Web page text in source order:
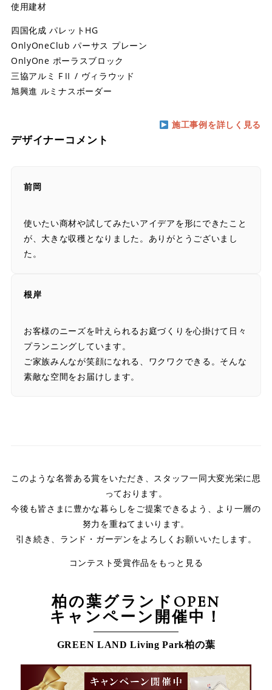
使用建材
四国化成 パレットHG
OnlyOneClub パーサス プレーン
OnlyOne ポーラスブロック
三協アルミ FⅡ / ヴィラウッド
旭興進 ルミナスボーダー
施工事例を詳しく見る
デザイナーコメント
前岡
使いたい商材や試してみたいアイデアを形にできたこと
が、大きな収穫となりました。ありがとうございまし
た。
根岸
お客様のニーズを叶えられるお庭づくりを心掛けて日々
プランニングしています。
ご家族みんなが笑顔になれる、ワクワクできる。そんな
素敵な空間をお届けします。
このような名誉ある賞をいただき、スタッフ一同大変光栄に思
っております。
今後も皆さまに豊かな暮らしをご提案できるよう、より一層の
努力を重ねてまいります。
引き続き、ランド・ガーデンをよろしくお願いいたします。
コンテスト受賞作品をもっと見る
柏の葉グランドOPEN
キャンペーン開催中！
GREEN LAND Living Park柏の葉